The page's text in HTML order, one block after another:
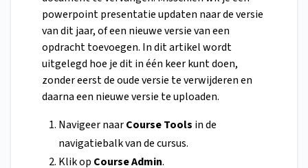
powerpoint presentatie updaten naar de versie
van dit jaar, of een nieuwe versie van een
opdracht toevoegen. In dit artikel wordt
uitgelegd hoe je dit in één keer kunt doen,
zonder eerst de oude versie te verwijderen en
daarna een nieuwe versie te uploaden.
Navigeer naarCourse Tools in de
navigatiebalk van de cursus.
Klik op Course Admin.